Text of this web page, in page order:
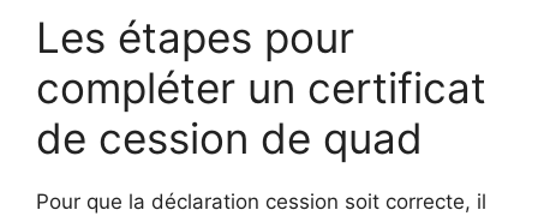
Les étapes pour
compléter un certificat
de cession de quad
Pour que la déclaration cession soit correcte, il